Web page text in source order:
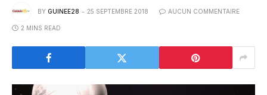
BY GUINEE28 25 SEPTEMBRE 2018 AUCUN COMMENTAIRE
2 MINS READ